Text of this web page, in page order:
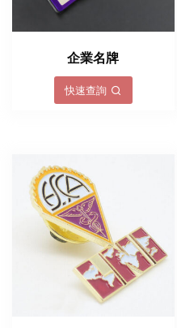
企業名牌
快速查詢